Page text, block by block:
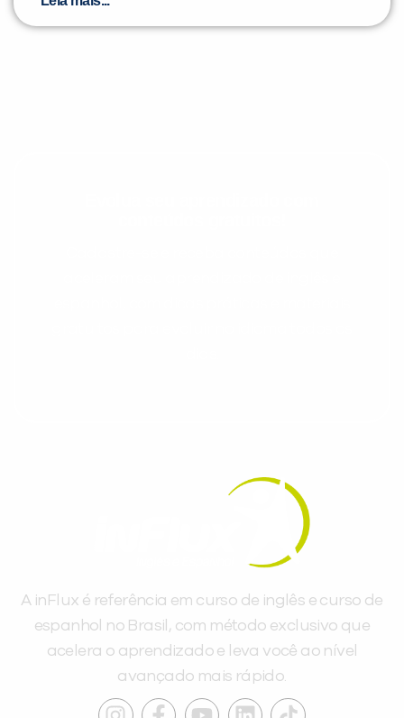
A inFlux é referência em curso de inglês e curso de
espanhol no Brasil, com método exclusivo que
acelera o aprendizado e leva você ao nível
avançado mais rápido.